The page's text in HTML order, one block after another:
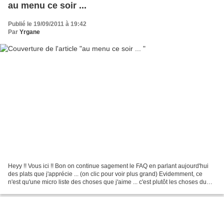
au menu ce soir ...
Publié le 19/09/2011 à 19:42
Par Yrgane
Heyy !! Vous ici !! Bon on continue sagement le FAQ en parlant aujourd'hui
des plats que j'apprécie ... (on clic pour voir plus grand) Evidemment, ce
n'est qu'une micro liste des choses que j'aime ... c'est plutôt les choses du